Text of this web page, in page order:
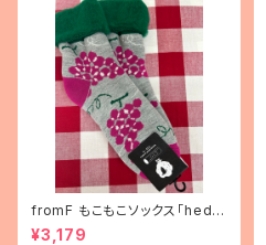
fromF もこもこソックス「hedel
mä（果物）」
¥3,179